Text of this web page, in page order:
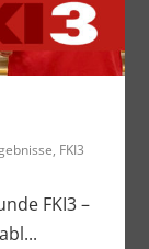
, FKI3
FKI3 –